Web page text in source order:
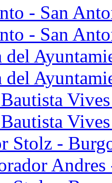
- San
- San
del
del
Stolz -
Andres